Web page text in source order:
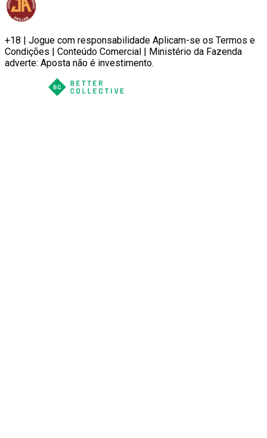
+18 | Jogue com responsabilidade Aplicam-se os Termos e
Condições | Conteúdo Comercial | Ministério da Fazenda
adverte: Aposta não é investimento.